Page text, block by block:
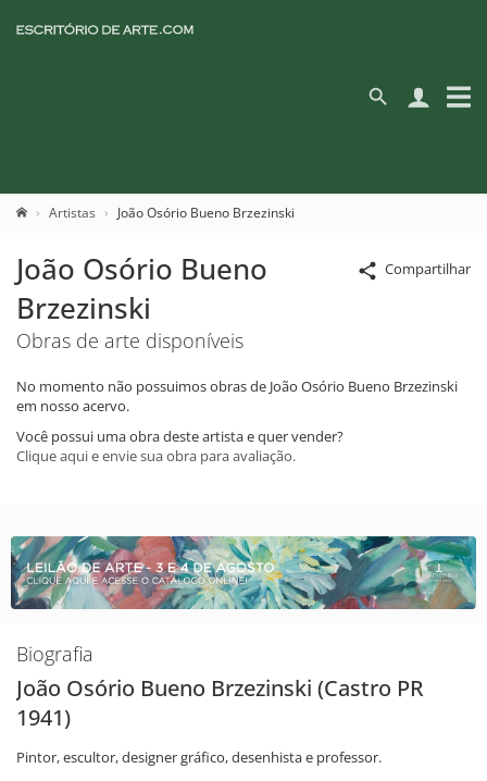
Artistas João Osório Bueno Brzezinski
Compartilhar
João Osório Bueno
Brzezinski
Obras de arte disponíveis
No momento não possuimos obras de João Osório Bueno Brzezinski
em nosso acervo.
Você possui uma obra deste artista e quer vender?
Clique aqui e envie sua obra para avaliação.
Biografia
João Osório Bueno Brzezinski (Castro PR
1941)
Pintor, escultor, designer gráfico, desenhista e professor.